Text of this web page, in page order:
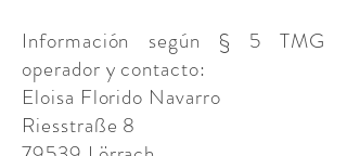
Información según § 5 TMG
operador y contacto:
Eloisa Florido Navarro
Riesstraße 8